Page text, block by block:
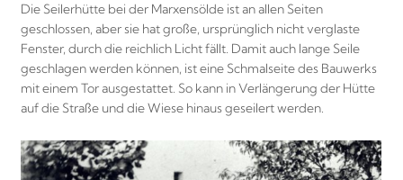
Die Seilerhütte bei der Marxensölde ist an allen Seiten
geschlossen, aber sie hat große, ursprünglich nicht verglaste
Fenster, durch die reichlich Licht fällt. Damit auch lange Seile
geschlagen werden können, ist eine Schmalseite des Bauwerks
mit einem Tor ausgestattet. So kann in Verlängerung der Hütte
auf die Straße und die Wiese hinaus geseilert werden.